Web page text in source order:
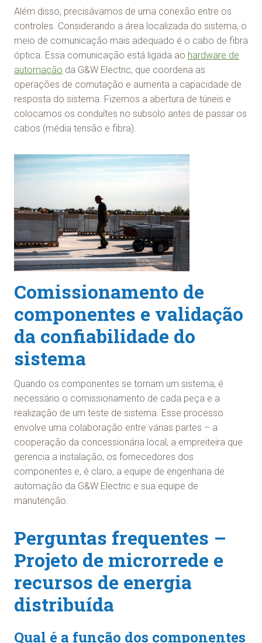
Além disso, precisávamos de uma conexão entre os
controles. Considerando a área localizada do sistema, o
meio de comunicação mais adequado é o cabo de fibra
óptica. Essa comunicação está ligada ao hardware de
automação da G&W Electric, que coordena as
operações de comutação e aumenta a capacidade de
resposta do sistema. Fizemos a abertura de túneis e
colocamos os conduítes no subsolo antes de passar os
cabos (média tensão e fibra).
Comissionamento de
componentes e validação
da confiabilidade do
sistema
Quando os componentes se tornam um sistema, é
necessário o comissionamento de cada peça e a
realização de um teste de sistema. Esse processo
envolve uma colaboração entre várias partes – a
cooperação da concessionária local, a empreiteira que
gerencia a instalação, os fornecedores dos
componentes e, é claro, a equipe de engenharia de
automação da G&W Electric e sua equipe de
manutenção.
Perguntas frequentes –
Projeto de microrrede e
recursos de energia
distribuída
Qual é a função dos componentes